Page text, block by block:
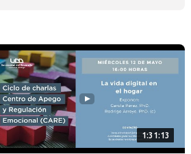
1:31:13